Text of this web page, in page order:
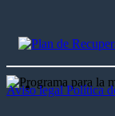
Aviso legal Política